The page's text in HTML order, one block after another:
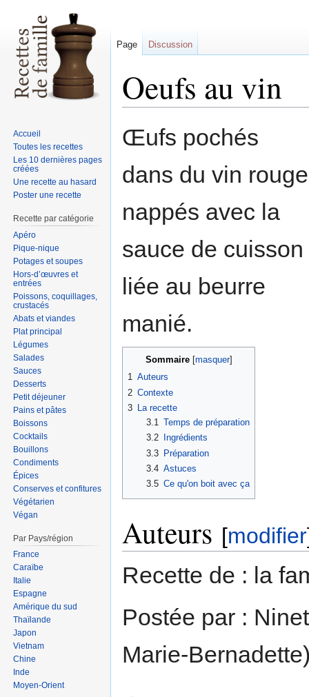
Oeufs au vin
à
navigation
à
recherche
Œufs pochés
dans du vin
nappés avec la
sauce de cuisson
liée au beurre
manié.
Sommaire
1 Auteurs
2 Contexte
3 La recette
3.1 Temps de préparation
3.2
Ingrédients
3.3
Préparation
3.4 Astuces
3.5 Ce qu'on boit avec ça
Auteurs [modifier
Recette de : la
Postée par :
Marie-
Page Discussion
Accueil
Toutes les recettes
Les 10 dernières pages
créées
Une recette au hasard
Poster une recette
Recette par catégorie
Apéro
Pique-nique
Potages et soupes
Hors-d’œuvres et
entrées
Poissons, coquillages,
crustacés
Abats et viandes
Plat principal
Légumes
Salades
Sauces
Desserts
Petit déjeuner
Pains et pâtes
Boissons
Cocktails
Bouillons
Condiments
Épices
Conserves et confitures
Végétarien
Végan
Par Pays/région
France
Caraïbe
Italie
Espagne
Amérique du sud
Thaïlande
Japon
Vietnam
Chine
Inde
Moyen-Orient